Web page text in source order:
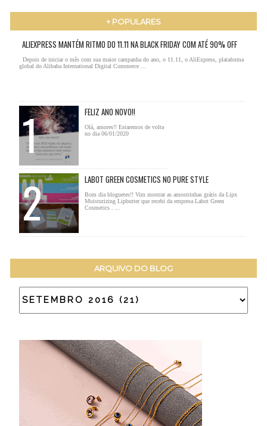
+ POPULARES
ALIEXPRESS MANTÉM RITMO DO 11.11 NA BLACK FRIDAY COM ATÉ 90% OFF
Depois de iniciar o mês com sua maior campanha do ano, o 11.11, o AliExpress, plataforma
global do Alibaba International Digital Commerce ...
FELIZ ANO NOVO!!
Olá, amores!! Estaremos de volta
no dia 06/01/2020
LABOT GREEN COSMETICS NO PURE STYLE
Bom dia bloguetes!! Vim mostrar as amostrinhas grátis da Lipx
Moisturizing Lipbutter que recebi da empresa Labot Green
Cosmetics . ...
ARQUIVO DO BLOG